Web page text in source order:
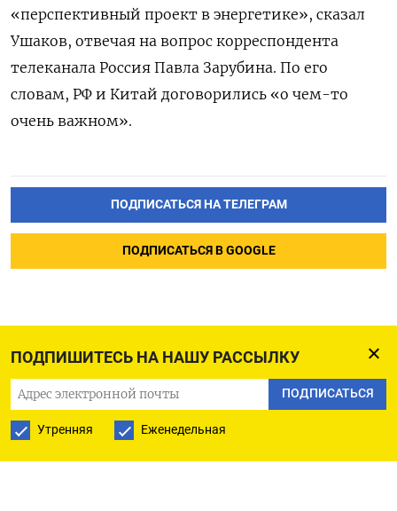
ПОДПИШИТЕСЬ НА НАШУ РАССЫЛКУ
ПОДПИСАТЬСЯ
Утренняя Еженедельная
«перспективный проект ‌в энергетике», ​сказал
Ушаков, отвечая на вопрос корреспондента
телеканала Россия Павла ​Зарубина. ⁠По его
‌словам, РФ и ‌Китай договорились «о ​чем-то
очень ‌важном».
ПОДПИСАТЬСЯ НА ТЕЛЕГРАМ
ПОДПИСАТЬСЯ В GOOGLE